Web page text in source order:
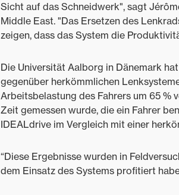
Sicht auf das Schneidwerk", sagt
Middle East. "Das Ersetzen des
zeigen, dass das System die
Die Universität Aalborg in Dänemark
gegenüber herkömmlichen
Arbeitsbelastung des Fahrers um 65 %
Zeit gemessen wurde, die ein Fahrer
IDEALdrive im Vergleich mit einer
“Diese Ergebnisse wurden in
dem Einsatz des Systems profitiert